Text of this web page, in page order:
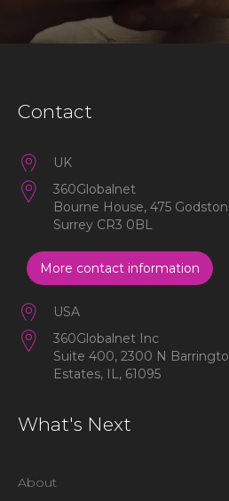
Contact
UK
360Globalnet
Bourne House, 475
Surrey CR3 0BL
More contact information
USA
360Globalnet Inc
Suite 400, 2300 N
Estates, IL, 61095
What's Next
About